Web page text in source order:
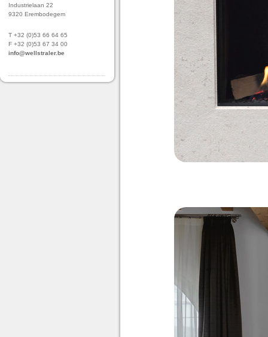
Industrielaan 22
9320 Erembodegem
T +32 (0)53 66 64 65
F +32 (0)53 67 34 00
info@wellstraler.be